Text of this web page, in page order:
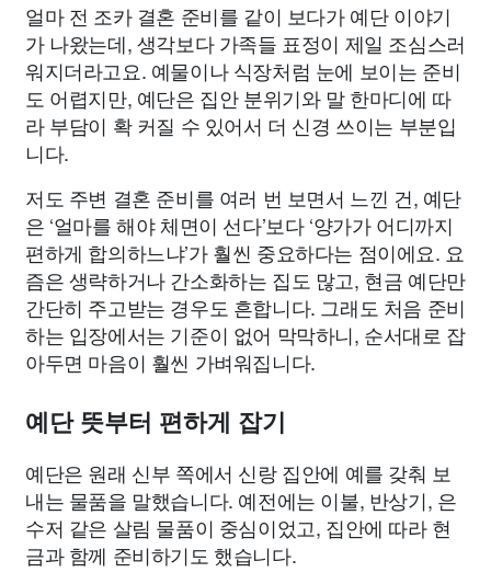
얼마 전 조카 결혼 준비를 같이 보다가 예단 이야기
가 나왔는데, 생각보다 가족들 표정이 제일 조심스러
워지더라고요. 예물이나 식장처럼 눈에 보이는 준비
도 어렵지만, 예단은 집안 분위기와 말 한마디에 따
라 부담이 확 커질 수 있어서 더 신경 쓰이는 부분입
니다.
저도 주변 결혼 준비를 여러 번 보면서 느낀 건, 예단
은 ‘얼마를 해야 체면이 선다’보다 ‘양가가 어디까지
편하게 합의하느냐’가 훨씬 중요하다는 점이에요. 요
즘은 생략하거나 간소화하는 집도 많고, 현금 예단만
간단히 주고받는 경우도 흔합니다. 그래도 처음 준비
하는 입장에서는 기준이 없어 막막하니, 순서대로 잡
아두면 마음이 훨씬 가벼워집니다.
예단 뜻부터 편하게 잡기
예단은 원래 신부 쪽에서 신랑 집안에 예를 갖춰 보
내는 물품을 말했습니다. 예전에는 이불, 반상기, 은
수저 같은 살림 물품이 중심이었고, 집안에 따라 현
금과 함께 준비하기도 했습니다.